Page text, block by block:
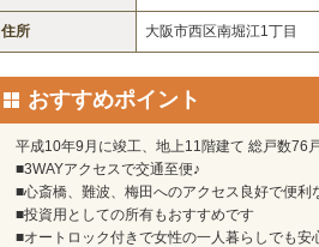
住所 大阪市西区南堀江1丁目
おすすめポイント
平成10年9月に竣工、地上11階建て 総戸数76
■3WAYアクセスで交通至便♪
■心斎橋、難波、梅田へのアクセス良好で便利
■投資用としての所有もおすすめです
■オートロック付きで女性の一人暮らしでも安